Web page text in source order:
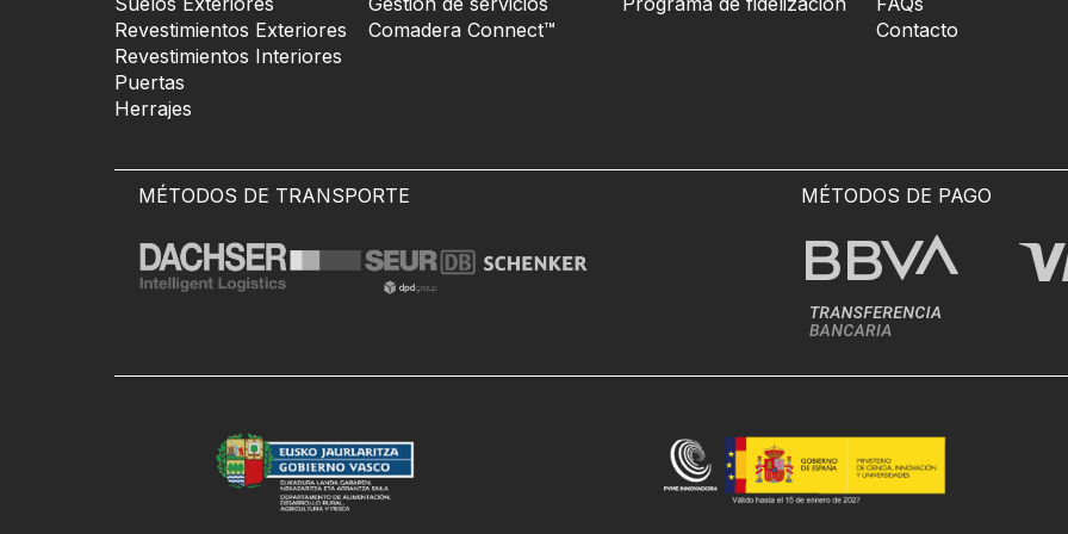
Revestimientos Exteriores
Revestimientos Interiores
Puertas
Herrajes
Comadera Connect™
Contacto
MÉTODOS DE TRANSPORTE MÉTODOS DE PAGO